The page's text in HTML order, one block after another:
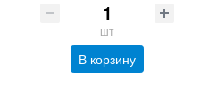
шт
В корзину